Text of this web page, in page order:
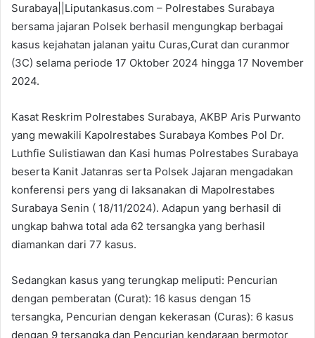
e
m
a
i
Surabaya||Liputankasus.com – Polrestabes Surabaya
bersama jajaran Polsek berhasil mengungkap berbagai
kasus kejahatan jalanan yaitu Curas,Curat dan curanmor
(3C) selama periode 17 Oktober 2024 hingga 17 November
2024.
Kasat Reskrim Polrestabes Surabaya, AKBP Aris Purwanto
yang mewakili Kapolrestabes Surabaya Kombes Pol Dr.
Luthfie Sulistiawan dan Kasi humas Polrestabes Surabaya
beserta Kanit Jatanras serta Polsek Jajaran mengadakan
konferensi pers yang di laksanakan di Mapolrestabes
Surabaya Senin ( 18/11/2024). Adapun yang berhasil di
ungkap bahwa total ada 62 tersangka yang berhasil
diamankan dari 77 kasus.
Sedangkan kasus yang terungkap meliputi: Pencurian
dengan pemberatan (Curat): 16 kasus dengan 15
tersangka, Pencurian dengan kekerasan (Curas): 6 kasus
dengan 9 tersangka dan Pencurian kendaraan bermotor